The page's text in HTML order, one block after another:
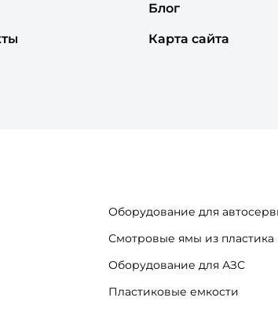
Блог
Карта сайта
Оборудование для
Смотровые ямы из пластика
Оборудование для АЗС
Пластиковые емкости